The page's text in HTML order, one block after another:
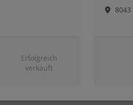
Erfolgreich
verkauft
8043